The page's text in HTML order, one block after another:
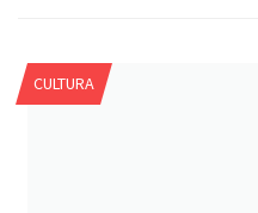
CULTURA